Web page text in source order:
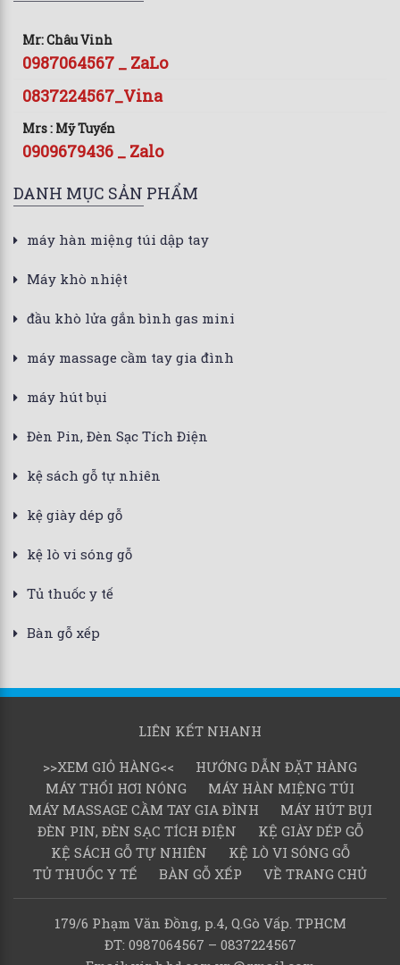
Mr: Châu Vinh
0987064567 _ ZaLo
0837224567_Vina
Mrs : Mỹ Tuyến
0909679436 _ Zalo
DANH MỤC SẢN PHẨM
máy hàn miệng túi dập tay
Máy khò nhiệt
đầu khò lửa gắn bình gas mini
máy massage cầm tay gia đình
máy hút bụi
Đèn Pin, Đèn Sạc Tích Điện
kệ sách gỗ tự nhiên
kệ giày dép gỗ
kệ lò vi sóng gỗ
Tủ thuốc y tế
Bàn gỗ xếp
LIÊN KẾT NHANH
>>XEM GIỎ HÀNG<<
HƯỚNG DẪN ĐẶT HÀNG
MÁY THỔI HƠI NÓNG
MÁY HÀN MIỆNG TÚI
MÁY MASSAGE CẦM TAY GIA ĐÌNH
MÁY HÚT BỤI
ĐÈN PIN, ĐÈN SẠC TÍCH ĐIỆN
KỆ GIÀY DÉP GỖ
KỆ SÁCH GỖ TỰ NHIÊN
KỆ LÒ VI SÓNG GỖ
TỦ THUỐC Y TẾ
BÀN GỖ XẾP VỀ TRANG CHỦ
179/6 Phạm Văn Đồng, p.4, Q.Gò Vấp. TPHCM
ĐT: 0987064567 – 0837224567